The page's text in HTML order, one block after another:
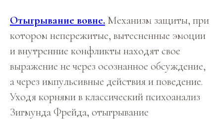
Отыгрывание вовне. Механизм защиты, при
котором непережитые, вытесненные эмоции
и внутренние конфликты находят свое
выражение не через осознанное обсуждение,
а через импульсивные действия и поведение.
Уходя корнями в классический психоанализ
Зигмунда Фрейда, отыгрывание